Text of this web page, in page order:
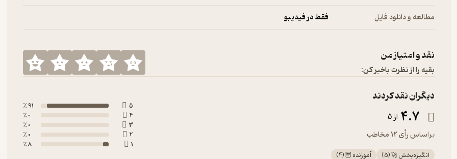
مطالعه و دانلود فایل فقط در فیدیبو
نقد و امتیاز من
بقیه را از نظرت باخبر کن:
دیگران نقد کردند
4.7 از 5
براساس رأی 12 مخاطب
انگیزه‌بخش 🚀(
5
) آموزنده 🦉(
4
)
5
91 ٪
4
0 ٪
3
0 ٪
2
0 ٪
1
8 ٪